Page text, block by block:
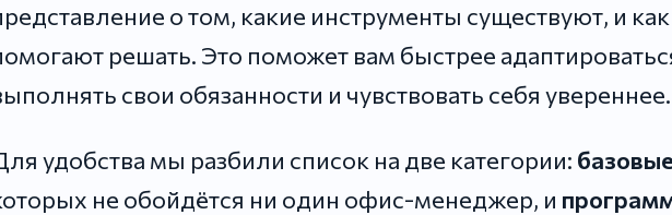
о том, какие инструменты существуют, и
решать. Это поможет вам быстрее
свои обязанности и чувствовать себя увереннее.
удобства мы разбили список на две категории:
не обойдётся ни один офис-менеджер, и